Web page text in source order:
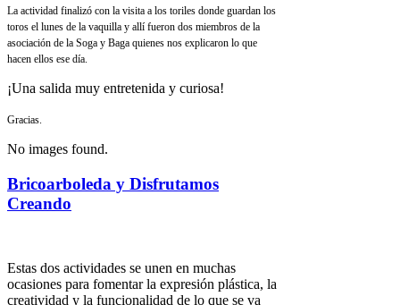
La actividad finalizó con la visita a los toriles donde guardan los
toros el lunes de la vaquilla y allí fueron dos miembros de la
asociación de la Soga y Baga quienes nos explicaron lo que
hacen ellos ese día.
¡Una salida muy entretenida y curiosa!
Gracias.
No images found.
Bricoarboleda y Disfrutamos
Creando
Estas dos actividades se unen en muchas
ocasiones para fomentar la expresión plástica, la
creatividad y la funcionalidad de lo que se va